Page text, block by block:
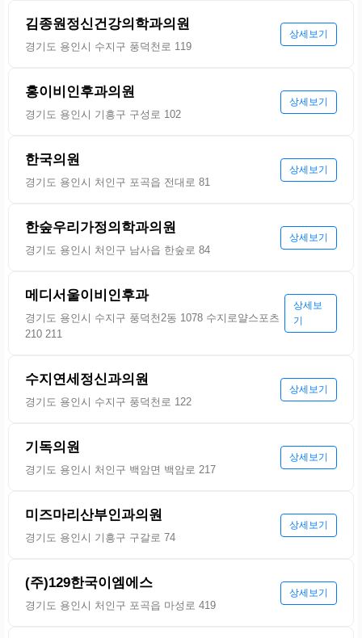
김종원정신건강의학과의원
경기도 용인시 수지구 풍덕천로 119
상세보기
홍이비인후과의원
경기도 용인시 기흥구 구성로 102
상세보기
한국의원
경기도 용인시 처인구 포곡읍 전대로 81
상세보기
한숲우리가정의학과의원
경기도 용인시 처인구 남사읍 한숲로 84
상세보기
메디서울이비인후과
경기도 용인시 수지구 풍덕천2동 1078 수지로얄스포츠
210 211
상세보
기
수지연세정신과의원
경기도 용인시 수지구 풍덕천로 122
상세보기
기독의원
경기도 용인시 처인구 백암면 백암로 217
상세보기
미즈마리산부인과의원
경기도 용인시 기흥구 구갈로 74
상세보기
(주)129한국이엠에스
경기도 용인시 처인구 포곡읍 마성로 419
상세보기